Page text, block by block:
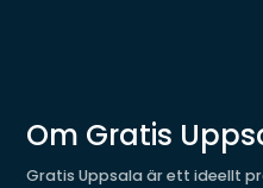
Om Gratis
Gratis Uppsala är ett ideellt